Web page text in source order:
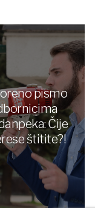
pismo
Čije
štitite?!